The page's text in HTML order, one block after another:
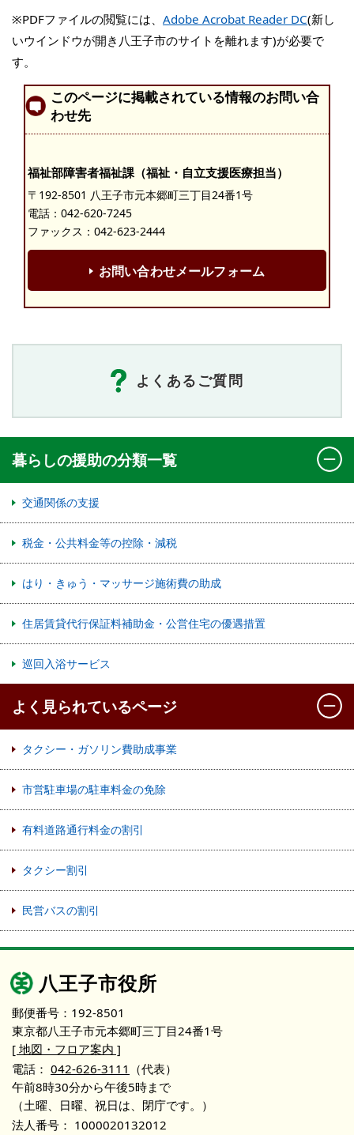
※PDFファイルの閲覧には、 Adobe Acrobat Reader DC(新し
いウインドウが開き八王子市のサイトを離れます)が必要で
す。
このページに掲載されている情報のお問い合
わせ先
福祉部障害者福祉課（福祉・自立支援医療担当）
〒192-8501 八王子市元本郷町三丁目24番1号
電話： 042-620-7245
ファックス：042-623-2444
お問い合わせメールフォーム
よくあるご質問
暮らしの援助の分類一覧
交通関係の支援
税金・公共料金等の控除・減税
はり・きゅう・マッサージ施術費の助成
住居賃貸代行保証料補助金・公営住宅の優遇措置
巡回入浴サービス
よく見られているページ
タクシー・ガソリン費助成事業
市営駐車場の駐車料金の免除
有料道路通行料金の割引
タクシー割引
民営バスの割引
八王子市役所
郵便番号：192-8501
東京都八王子市元本郷町三丁目24番1号
[ 地図・フロア案内 ]
電話： 042-626-3111 （代表）
午前8時30分から午後5時まで
（土曜、日曜、祝日は、閉庁です。）
法人番号： 1000020132012